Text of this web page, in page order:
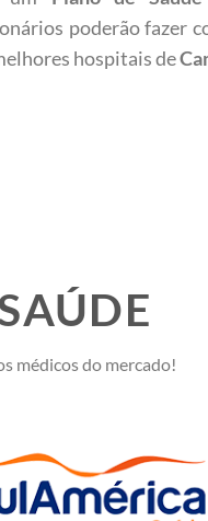
poderão fazer
hospitais de
médicos do mercado!